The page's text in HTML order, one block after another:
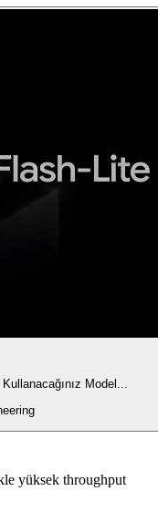
Model...
yüksek throughput